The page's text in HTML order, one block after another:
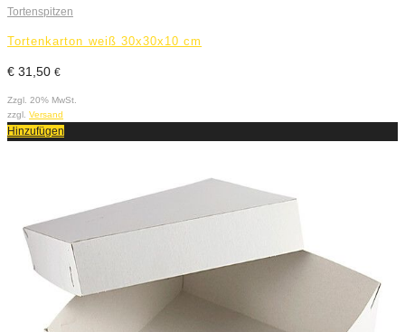
Tortenspitzen
Tortenkarton weiß 30x30x10 cm
€ 31,50 €
Zzgl. 20% MwSt.
zzgl. Versand
Hinzufügen